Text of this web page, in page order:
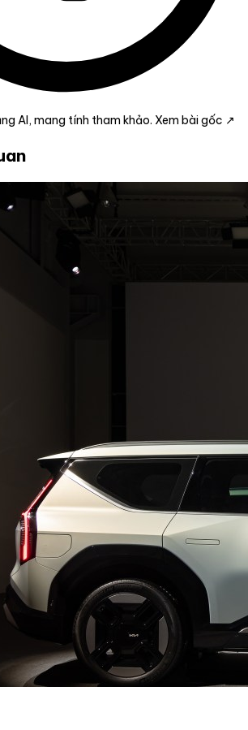
AI, mang tính tham khảo. Xem bài gốc ↗